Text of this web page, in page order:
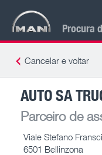
Procura
Cancelar e voltar
AUTO SA
Parceiro de
Viale Stefano
6501 Bellinzona